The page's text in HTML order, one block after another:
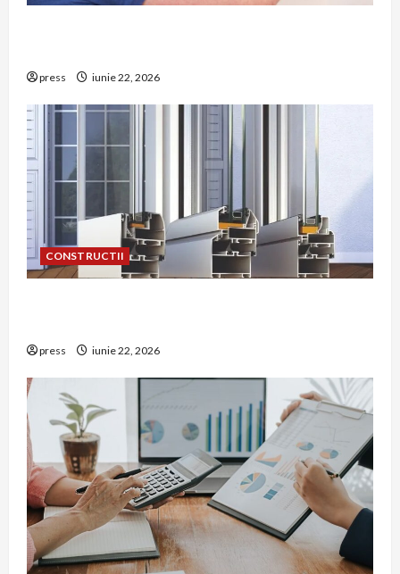
press iunie 22, 2026
CONSTRUCTII
press iunie 22, 2026